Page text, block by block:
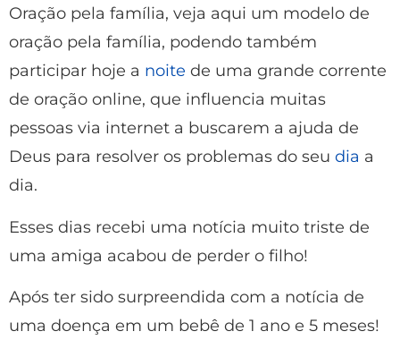
Oração pela família, veja aqui um modelo de
oração pela família, podendo também
participar hoje a noite de uma grande corrente
de oração online, que influencia muitas
pessoas via internet a buscarem a ajuda de
Deus para resolver os problemas do seu dia a
dia.
Esses dias recebi uma notícia muito triste de
uma amiga acabou de perder o filho!
Após ter sido surpreendida com a notícia de
uma doença em um bebê de 1 ano e 5 meses!